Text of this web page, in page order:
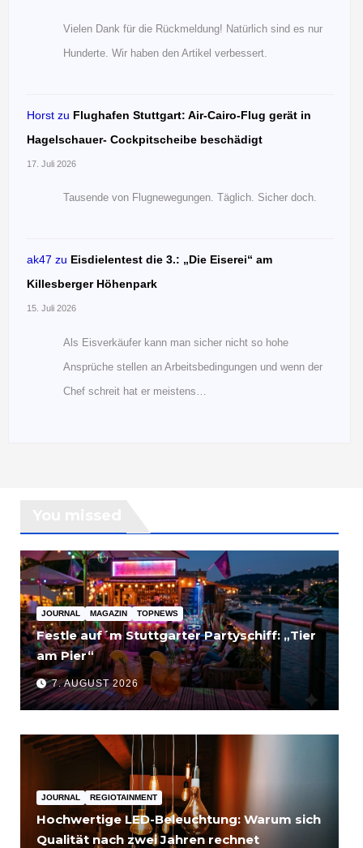
Vielen Dank für die Rückmeldung! Natürlich sind es nur
Hunderte. Wir haben den Artikel verbessert.
Horst zu Flughafen Stuttgart: Air-Cairo-Flug gerät in
Hagelschauer- Cockpitscheibe beschädigt
17. Juli 2026
Tausende von Flugnewegungen. Täglich. Sicher doch.
ak47 zu Eisdielentest die 3.: „Die Eiserei“ am
Killesberger Höhenpark
15. Juli 2026
Als Eisverkäufer kann man sicher nicht so hohe
Ansprüche stellen an Arbeitsbedingungen und wenn der
Chef schreit hat er meistens…
JOURNAL MAGAZIN TOPNEWS
Festle auf´m Stuttgarter Partyschiff: „Tier
am Pier“
7. AUGUST 2026
JOURNAL REGIOTAINMENT
Hochwertige LED-Beleuchtung: Warum sich
Qualität nach zwei Jahren rechnet